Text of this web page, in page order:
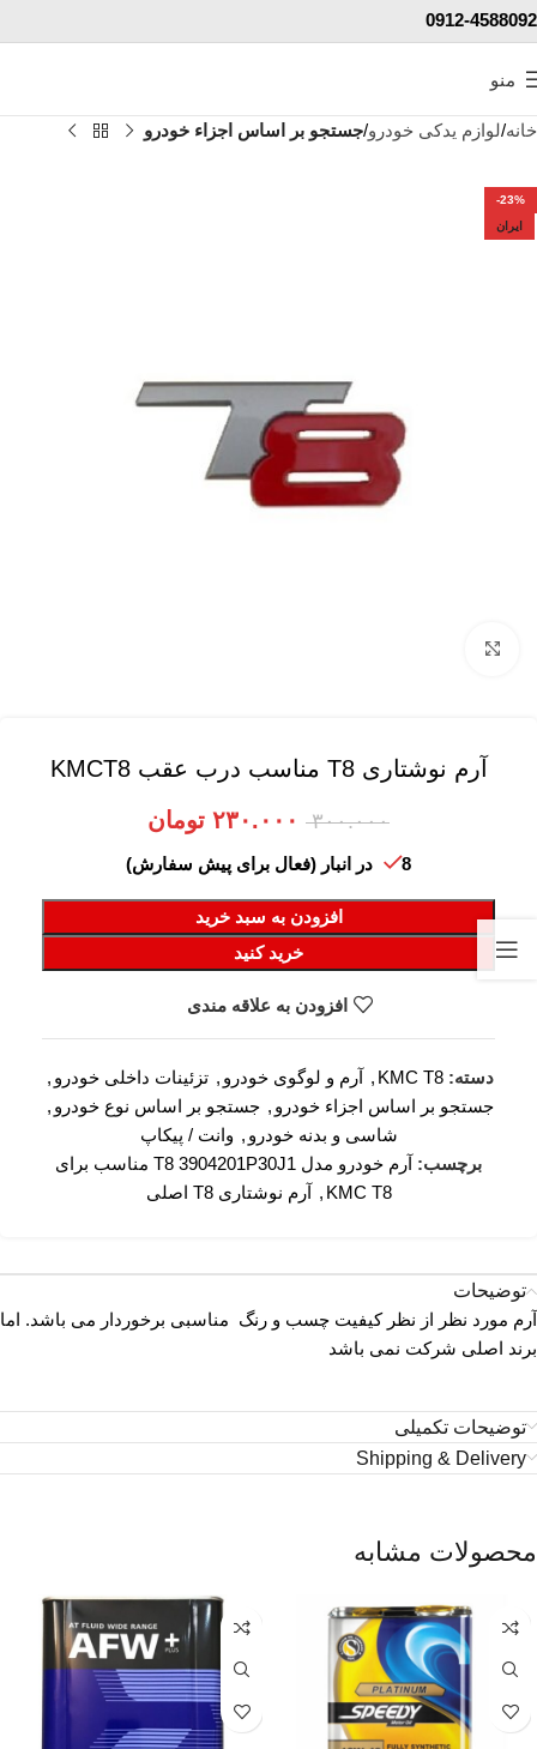
0912-4588092
منو
خانه لوازم یدکی خودرو جستجو بر اساس اجزاء خودرو
-23%
ایران
آرم نوشتاری T8 مناسب درب عقب KMCT8
۳۰۰.۰۰۰ ۲۳۰.۰۰۰ تومان
8 در انبار (فعال برای پیش سفارش)
افزودن به سبد خرید
خرید کنید
افزودن به علاقه مندی
دسته: KMC T8
, آرم و لوگوی خودرو , تزئینات داخلی خودرو ,
جستجو بر اساس اجزاء خودرو , جستجو بر اساس نوع خودرو ,
شاسی و بدنه خودرو , وانت / پیکاپ
برچسب:
آرم خودرو مدل T8 3904201P30J1 مناسب برای
KMC T8
, آرم نوشتاری T8 اصلی
توضیحات
آرم مورد نظر از نظر کیفیت چسب و رنگ مناسبی برخوردار می باشد. اما
برند اصلی شرکت نمی باشد
توضیحات تکمیلی
Shipping & Delivery
محصولات مشابه